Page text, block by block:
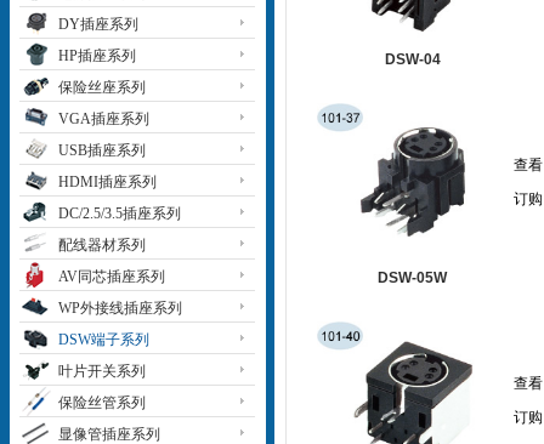
DY插座系列
HP插座系列
保险丝座系列
VGA插座系列
USB插座系列
HDMI插座系列
DC/2.5/3.5插座系列
配线器材系列
AV同芯插座系列
WP外接线插座系列
DSW端子系列
叶片开关系列
保险丝管系列
显像管插座系列
DSW-04
查看
订购
DSW-05W
查看
订购